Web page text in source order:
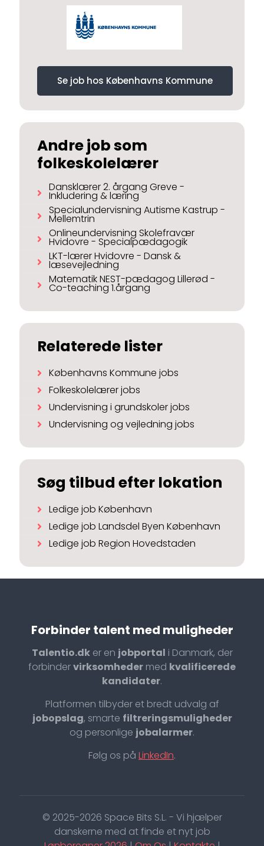
Se job hos Københavns Kommune
Andre job som
folkeskolelærer
Dansklærer 2. årgang Greve -
Inkludering & læring
Specialundervisning Autisme Kastrup -
Mellemtrin
Onlineundervisning Skolefravær
Hvidovre - Specialpædagogik
LKT-lærer Hvidovre - Dansk &
læsevejledning
Matematik NEST-pædagog Lillerød -
Co-teaching 1.årgang
Relaterede lister
Københavns Kommune jobs
Folkeskolelærer jobs
Undervisning i grundskoler jobs
Undervisning og vejledning jobs
Søg tilbud efter lokation
Ledige job København
Ledige job Landsdel Byen København
Ledige job Region Hovedstaden
Forbinder talent med muligheder
Talentio.dker en jobportal i Danmark, der
forbindervirksomheder med kvalificerede
kandidater.
Platformen tilbyder et bredt udvalg af
jobopslag, smarte filtreringsmuligheder
og personlige jobalarmer.
Følg os på LinkedIn.
© 2025-2026 Space Bits S.L. - Vi hjælper
danskerne med at finde et nyt job